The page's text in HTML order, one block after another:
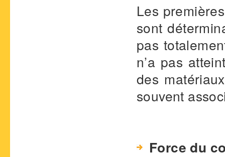
Les
sont
pas
n’a pas
des
souvent
Force du